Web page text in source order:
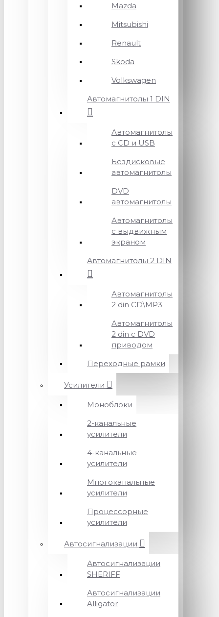
Mazda
Mitsubishi
Renault
Skoda
Volkswagen
Автомагнитолы 1 DIN
Автомагнитолы
с CD и USB
Бездисковые
автомагнитолы
DVD
автомагнитолы
Автомагнитолы
с выдвижным
экраном
Автомагнитолы 2 DIN
Автомагнитолы
2 din CD\MP3
Автомагнитолы
2 din с DVD
приводом
Переходные рамки
Усилители
Моноблоки
2-канальные
усилители
4-канальные
усилители
Многоканальные
усилители
Процессорные
усилители
Автосигнализации
Автосигнализации
SHERIFF
Автосигнализации
Alligator